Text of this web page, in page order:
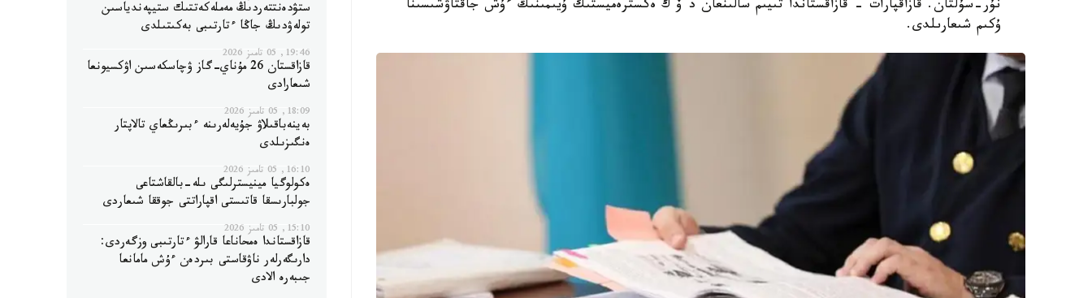
نۇر-سۇلتان. قازاقپارات - قازاقستاندا تىيىم سالىنعان د ۆ ك ەكسترەميستىك ۇيىمىنىڭ ءۇش جاقتاۋشىسىنا
ۇكىم شىعارىلدى.
ستۋدەنتتەردىڭ مەملەكەتتىك ستيپەندياسىن
تولەۋدىڭ جاڭا ءتارتىبى بەكىتىلدى
19:46, 05 تامىز 2026
قازاقستان 26 مۇناي-گاز ۋچاسكەسىن اۋكسيونعا
شىعارادى
18:09, 05 تامىز 2026
بەينەباقىلاۋ جۇيەلەرىنە ءبىرىڭعاي تالاپتار
ەنگىزىلدى
16:10, 05 تامىز 2026
ەكولوگيا مينيسترلىگى ىلە-بالقاشتاعى
جولبارىسقا قاتىستى اقپاراتتى جوققا شىعاردى
15:10, 05 تامىز 2026
قازاقستاندا ەمحاناعا قارالۋ ءتارتىبى وزگەردى:
دارىگەرلەر ناۋقاستى بىردەن ءۇش مامانعا
جىبەرە الادى